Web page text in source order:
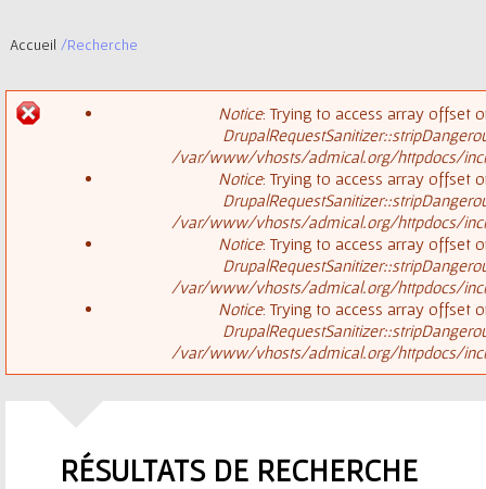
Accueil /Recherche
e
Notice: Trying to access array offset
/var/www/vhosts/admical.org/httpdocs/
Notice: Trying to access array offset
/var/www/vhosts/admical.org/httpdocs/
Notice: Trying to access array offset
/var/www/vhosts/admical.org/httpdocs/
Notice: Trying to access array offset
/var/www/vhosts/admical.org/httpdocs/
RÉSULTATS DE RECHERCHE